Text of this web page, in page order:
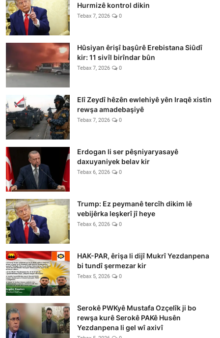
Hurmizê kontrol dikin
Tebax 7, 2026 0
Hûsiyan êrişî başûrê Erebistana Siûdî
kir: 11 sivîl birîndar bûn
Tebax 7, 2026 0
Elî Zeydî hêzên ewlehiyê yên Iraqê xistin
rewşa amadebaşiyê
Tebax 7, 2026 0
Erdogan li ser pêşniyaryasayê
daxuyaniyek belav kir
Tebax 6, 2026 0
Trump: Ez peymanê tercîh dikim lê
vebijêrka leşkerî jî heye
Tebax 6, 2026 0
HAK-PAR, êrişa li dijî Mukrî Yezdanpena
bi tundî şermezar kir
Tebax 5, 2026 0
Serokê PWKyê Mustafa Ozçelîk ji bo
rewşa kurê Serokê PAKê Husên
Yezdanpena li gel wî axivî